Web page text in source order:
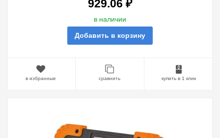
929.06 ₽
в наличии
Добавить в корзину
в избранные сравнить купить в 1 клик